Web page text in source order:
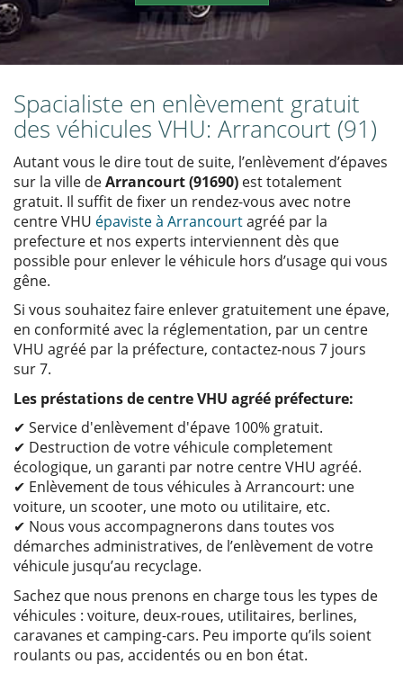
Spacialiste en enlèvement gratuit
des véhicules VHU: Arrancourt (91)
Autant vous le dire tout de suite, l’enlèvement d’épaves
sur la ville deArrancourt (91690) est totalement
gratuit. Il suffit de fixer un rendez-vous avec notre
centre VHU épaviste à Arrancourtagréé par la
prefecture et nos experts interviennent dès que
possible pour enlever le véhicule hors d’usage qui vous
gêne.
Si vous souhaitez faire enlever gratuitement une épave,
en conformité avec la réglementation, par un centre
VHU agréé par la préfecture, contactez-nous 7 jours
sur 7.
Les préstations de centre VHU agréé préfecture:
✔ Service d'enlèvement d'épave 100% gratuit.
✔ Destruction de votre véhicule completement
écologique, un garanti par notre centre VHU agréé.
✔ Enlèvement de tous véhicules à Arrancourt: une
voiture, un scooter, une moto ou utilitaire, etc.
✔ Nous vous accompagnerons dans toutes vos
démarches administratives, de l’enlèvement de votre
véhicule jusqu’au recyclage.
Sachez que nous prenons en charge tous les types de
véhicules : voiture, deux-roues, utilitaires, berlines,
caravanes et camping-cars. Peu importe qu’ils soient
roulants ou pas, accidentés ou en bon état.